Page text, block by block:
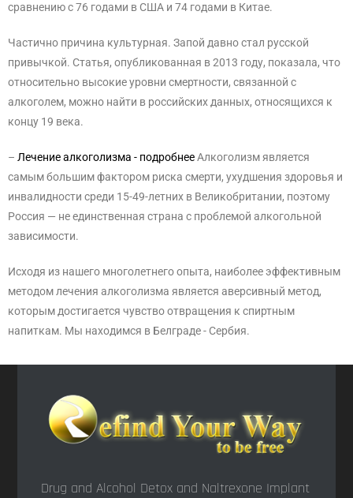
сравнению с 76 годами в США и 74 годами в Китае.
Частично причина культурная. Запой давно стал русской
привычкой. Статья, опубликованная в 2013 году, показала, что
относительно высокие уровни смертности, связанной с
алкоголем, можно найти в российских данных, относящихся к
концу 19 века.
– Лечение алкоголизма - подробнееАлкоголизм является
самым большим фактором риска смерти, ухудшения здоровья и
инвалидности среди 15-49-летних в Великобритании, поэтому
Россия — не единственная страна с проблемой алкогольной
зависимости.
Исходя из нашего многолетнего опыта, наиболее эффективным
методом лечения алкоголизма является аверсивный метод,
которым достигается чувство отвращения к спиртным
напиткам. Мы находимся в Белграде - Сербия.
Drug and Alcohol Detox and Naltrexone Implant